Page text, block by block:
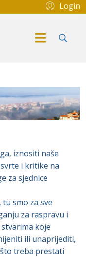
Login
iznositi naše
i kritike na
za sjednice
smo za sve
za raspravu i
koje
ili unaprijediti,
treba prestati